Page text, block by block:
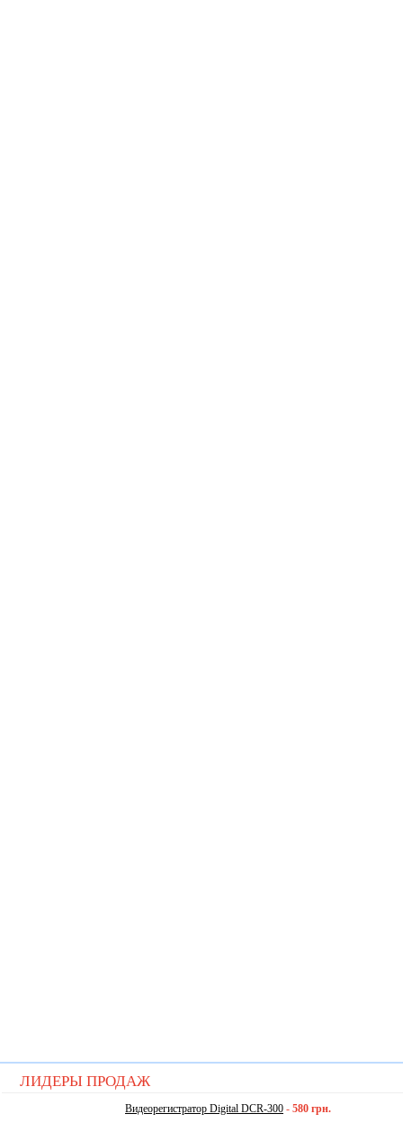
ЛИДЕРЫ ПРОДАЖ
Видеорегистратор Digital DCR-300 - 580 грн.